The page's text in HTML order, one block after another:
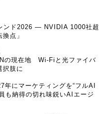
ンド2026 ― NVIDIA 1000社超
点」
の現在地 Wi-Fiと光ファイバ
択肢に
年にマーケティングを“フルAI
も納得の切れ味鋭いAIエージ